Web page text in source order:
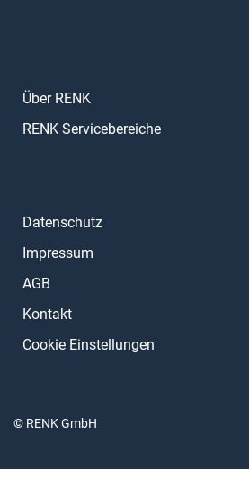
Über RENK
RENK Servicebereiche
Datenschutz
Impressum
AGB
Kontakt
Cookie Einstellungen
© RENK GmbH